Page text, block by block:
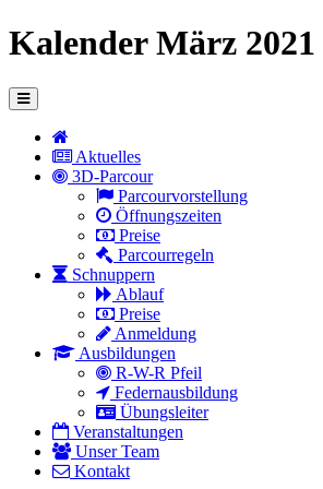
Kalender März
Aktuelles
3D-Parcour
Parcourvorstellung
Öffnungszeiten
Preise
Parcourregeln
Schnuppern
Ablauf
Preise
Anmeldung
Ausbildungen
R-W-R Pfeil
Federnausbildung
Übungsleiter
Veranstaltungen
Unser Team
Kontakt